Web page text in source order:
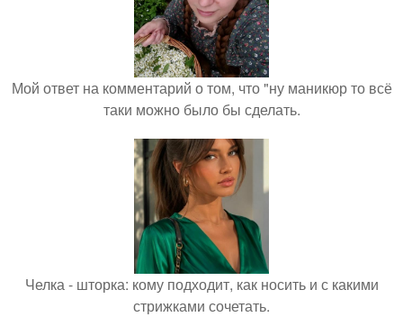
Мой ответ на комментарий о том, что "ну маникюр то всё
таки можно было бы сделать.
Челка - шторка: кому подходит, как носить и с какими
стрижками сочетать.